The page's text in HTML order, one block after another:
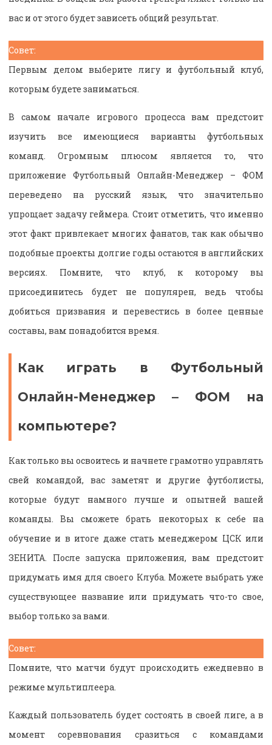
вас и от этого будет зависеть общий результат.
Совет:
Первым делом выберите лигу и футбольный клуб,
которым будете заниматься.
В самом начале игрового процесса вам предстоит
изучить все имеющиеся варианты футбольных
команд. Огромным плюсом является то, что
приложение Футбольный Онлайн-Менеджер – ФОМ
переведено на русский язык, что значительно
упрощает задачу геймера. Стоит отметить, что именно
этот факт привлекает многих фанатов, так как обычно
подобные проекты долгие годы остаются в английских
версиях. Помните, что клуб, к которому вы
присоединитесь будет не популярен, ведь чтобы
добиться призвания и перевестись в более ценные
составы, вам понадобится время.
Как играть в Футбольный
Онлайн-Менеджер – ФОМ на
компьютере?
Как только вы освоитесь и начнете грамотно управлять
свей командой, вас заметят и другие футболисты,
которые будут намного лучше и опытней вашей
команды. Вы сможете брать некоторых к себе на
обучение и в итоге даже стать менеджером ЦСК или
ЗЕНИТА. После запуска приложения, вам предстоит
придумать имя для своего Клуба. Можете выбрать уже
существующее название или придумать что-то свое,
выбор только за вами.
Совет:
Помните, что матчи будут происходить ежедневно в
режиме мультиплеера.
Каждый пользователь будет состоять в своей лиге, а в
момент соревнования сразиться с командами